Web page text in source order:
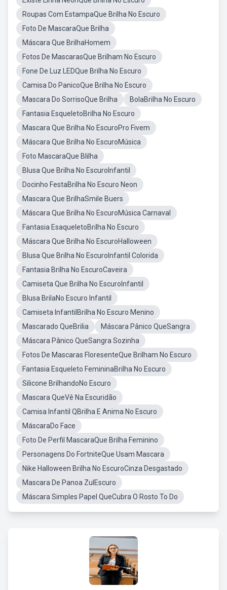
Roupas Com EstampaQue Brilha No Escuro
Foto De MascaraQue Brilha
Máscara Que BrilhaHomem
Fotos De MascarasQue Brilham No Escuro
Fone De Luz LEDQue Brilha No Escuro
Camisa Do PanicoQue Brilha No Escuro
Mascara Do SorrisoQue Brilha
BolaBrilha No Escuro
Fantasia EsqueletoBrilha No Escuro
Mascara Que Brilha No EscuroPro Fivem
Máscara Que Brilha No EscuroMúsica
Foto MascaraQue Blilha
Blusa Que Brilha No EscuroInfantil
Docinho FestaBrilha No Escuro Neon
Mascara Que BrilhaSmile Buers
Máscara Que Brilha No EscuroMúsica Carnaval
Fantasia EsaqueletoBrilha No Escuro
Máscara Que Brilha No EscuroHalloween
Blusa Que Brilha No EscuroInfantil Colorida
Fantasia Brilha No EscuroCaveira
Camiseta Que Brilha No EscuroInfantil
Blusa BrilaNo Escuro Infantil
Camiseta InfantilBrilha No Escuro Menino
Mascarado QueBrilia
Máscara Pânico QueSangra
Máscara Pânico QueSangra Sozinha
Fotos De Mascaras FloresenteQue Brilham No Escuro
Fantasia Esqueleto FemininaBrilha No Escuro
Silicone BrilhandoNo Escuro
Mascara QueVê Na Escuridão
Camisa Infantil QBrilha E Anima No Escuro
MáscaraDo Face
Foto De Perfil MascaraQue Brilha Feminino
Personagens Do FortniteQue Usam Mascara
Nike Halloween Brilha No EscuroCinza Desgastado
Mascara De Panoa ZulEscuro
Máscara Simples Papel QueCubra O Rosto To Do